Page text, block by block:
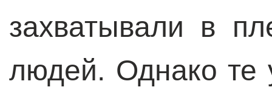
захватывали в
людей. Однако те